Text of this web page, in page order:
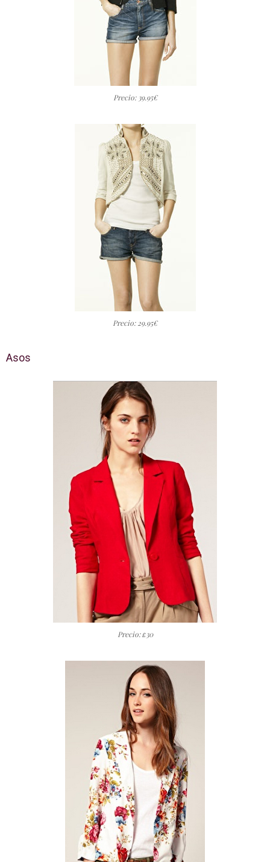
Precio: 39.95€
Precio: 29.95€
Asos
Precio:£30